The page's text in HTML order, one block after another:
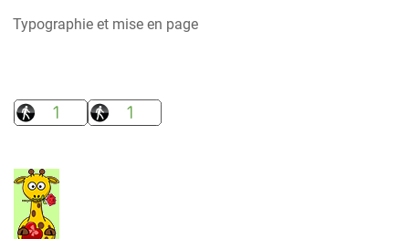
Typographie et mise en page